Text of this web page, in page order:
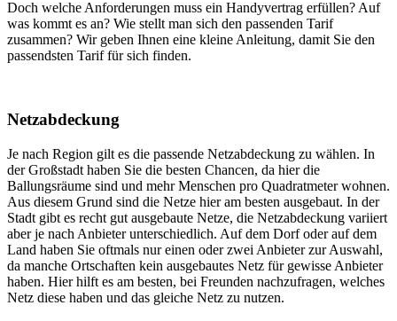
Doch welche Anforderungen muss ein Handyvertrag erfüllen? Auf
was kommt es an? Wie stellt man sich den passenden Tarif
zusammen? Wir geben Ihnen eine kleine Anleitung, damit Sie den
passendsten Tarif für sich finden.
Netzabdeckung
Je nach Region gilt es die passende Netzabdeckung zu wählen. In
der Großstadt haben Sie die besten Chancen, da hier die
Ballungsräume sind und mehr Menschen pro Quadratmeter wohnen.
Aus diesem Grund sind die Netze hier am besten ausgebaut. In der
Stadt gibt es recht gut ausgebaute Netze, die Netzabdeckung variiert
aber je nach Anbieter unterschiedlich. Auf dem Dorf oder auf dem
Land haben Sie oftmals nur einen oder zwei Anbieter zur Auswahl,
da manche Ortschaften kein ausgebautes Netz für gewisse Anbieter
haben. Hier hilft es am besten, bei Freunden nachzufragen, welches
Netz diese haben und das gleiche Netz zu nutzen.